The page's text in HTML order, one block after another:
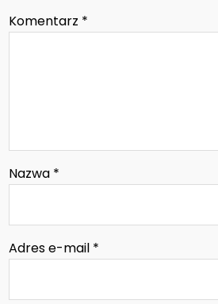
Komentarz *
Nazwa *
Adres e-mail *